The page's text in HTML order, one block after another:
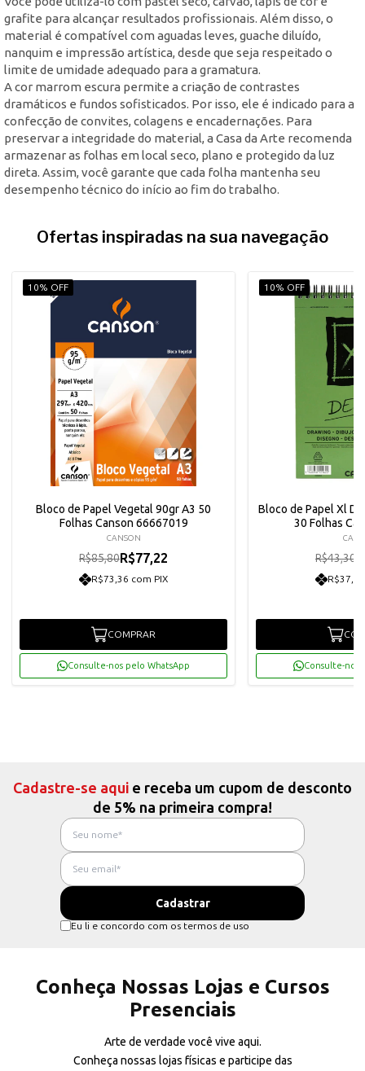
grafite para alcançar resultados profissionais. Além disso, o
material é compatível com aguadas leves, guache diluído,
nanquim e impressão artística, desde que seja respeitado o
limite de umidade adequado para a gramatura.
A cor marrom escura permite a criação de contrastes
dramáticos e fundos sofisticados. Por isso, ele é indicado para a
confecção de convites, colagens e encadernações. Para
preservar a integridade do material, a Casa da Arte recomenda
armazenar as folhas em local seco, plano e protegido da luz
direta. Assim, você garante que cada folha mantenha seu
desempenho técnico do início ao fim do trabalho.
Ofertas inspiradas na sua navegação
10% OFF
Bloco de Papel Vegetal 90gr A3 50
Folhas Canson 66667019
CANSON
R$85,80R$77,22
R$73,36 com PIX
COMPRAR
Consulte-nos pelo WhatsApp
10% OFF
Bloco de Papel Xl
30 Folhas
R$43,30
Consulte-nos
Cadastre-se aqui e receba um cupom de desconto
de 5% na primeira compra!
Eu li e concordo com os termos de uso
Conheça Nossas Lojas e Cursos
Presenciais
Arte de verdade você vive aqui.
Conheça nossas lojas físicas e participe das